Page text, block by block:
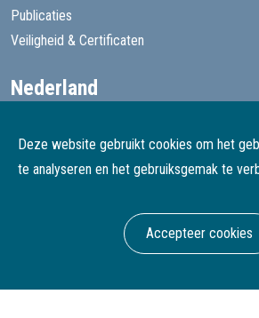
Deze website gebruikt cookies om het
te analyseren en het gebruiksgemak te
Accepteer cookies
Publicaties
Veiligheid & Certificaten
Nederland
België